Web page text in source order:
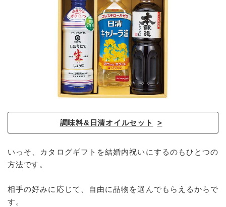
調味料&日清オイルセット
いっそ、カタログギフトを結婚内祝いにするのもひとつの
方法です。
相手の好みに応じて、自由に品物を選んでもらえるからで
す。